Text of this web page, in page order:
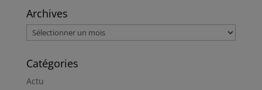
Archives
Archives
Catégories
Actu